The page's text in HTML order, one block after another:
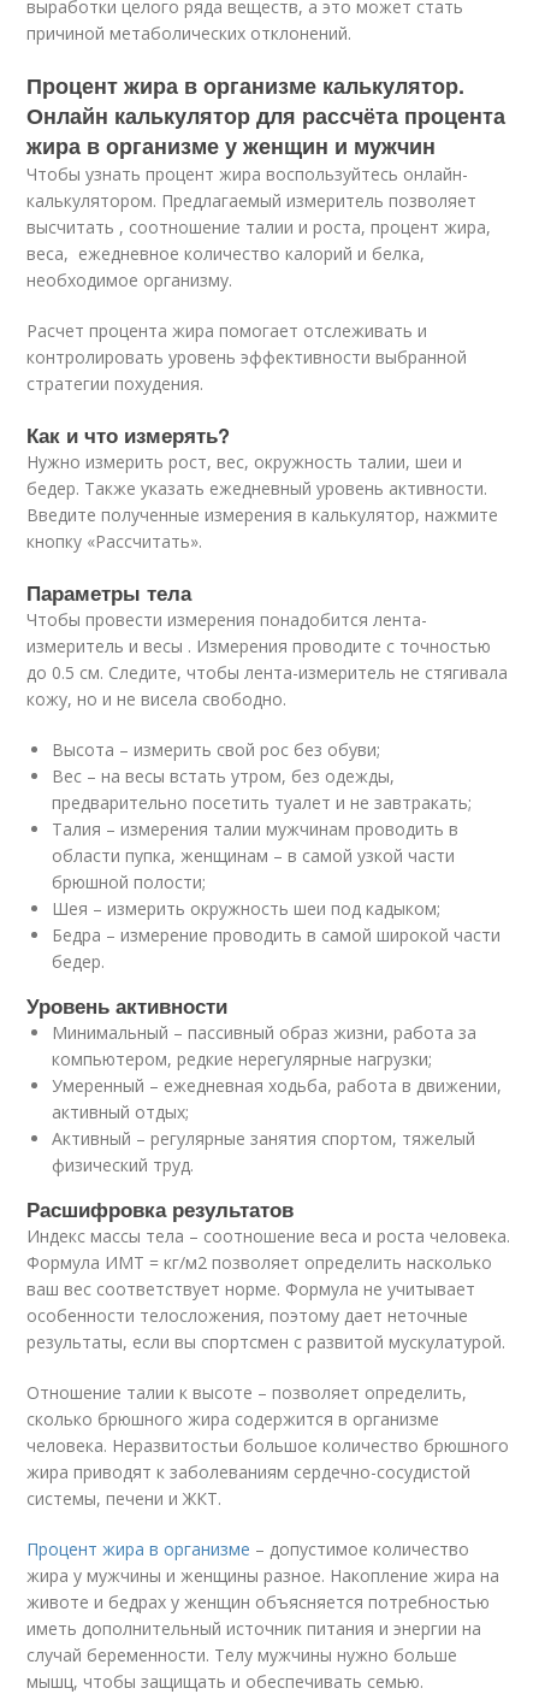
выработки целого ряда веществ, а это может стать
причиной метаболических отклонений.
Процент жира в организме калькулятор.
Онлайн калькулятор для рассчёта процента
жира в организме у женщин и мужчин
Чтобы узнать процент жира воспользуйтесь онлайн-
калькулятором. Предлагаемый измеритель позволяет
высчитать , соотношение талии и роста, процент жира,
веса, ежедневное количество калорий и белка,
необходимое организму.
Расчет процента жира помогает отслеживать и
контролировать уровень эффективности выбранной
стратегии похудения.
Как и что измерять?
Нужно измерить рост, вес, окружность талии, шеи и
бедер. Также указать ежедневный уровень активности.
Введите полученные измерения в калькулятор, нажмите
кнопку «Рассчитать».
Параметры тела
Чтобы провести измерения понадобится лента-
измеритель и весы . Измерения проводите с точностью
до 0.5 см. Следите, чтобы лента-измеритель не стягивала
кожу, но и не висела свободно.
Высота – измерить свой рос без обуви;
Вес – на весы встать утром, без одежды,
предварительно посетить туалет и не завтракать;
Талия – измерения талии мужчинам проводить в
области пупка, женщинам – в самой узкой части
брюшной полости;
Шея – измерить окружность шеи под кадыком;
Бедра – измерение проводить в самой широкой части
бедер.
Уровень активности
Минимальный – пассивный образ жизни, работа за
компьютером, редкие нерегулярные нагрузки;
Умеренный – ежедневная ходьба, работа в движении,
активный отдых;
Активный – регулярные занятия спортом, тяжелый
физический труд.
Расшифровка результатов
Индекс массы тела – соотношение веса и роста человека.
Формула ИМТ = кг/м2 позволяет определить насколько
ваш вес соответствует норме. Формула не учитывает
особенности телосложения, поэтому дает неточные
результаты, если вы спортсмен с развитой мускулатурой.
Отношение талии к высоте – позволяет определить,
сколько брюшного жира содержится в организме
человека. Неразвитостьи большое количество брюшного
жира приводят к заболеваниям сердечно-сосудистой
системы, печени и ЖКТ.
Процент жира в организме – допустимое количество
жира у мужчины и женщины разное. Накопление жира на
животе и бедрах у женщин объясняется потребностью
иметь дополнительный источник питания и энергии на
случай беременности. Телу мужчины нужно больше
мышц, чтобы защищать и обеспечивать семью.